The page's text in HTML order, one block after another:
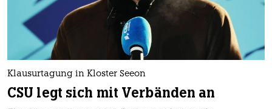
nord
wahrheit
Klausurtagung in Kloster Seeon
CSU legt sich mit Verbänden an